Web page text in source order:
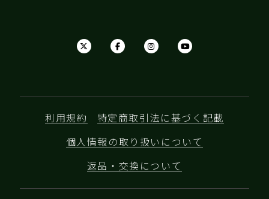
利用規約 特定商取引法に基づく記載
個人情報の取り扱いについて
返品・交換について